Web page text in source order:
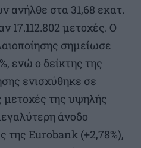
ανήλθε στα 31,68 εκατ.
17.112.802 μετοχές. Ο
σημείωσε
ενώ ο δείκτης της
ενισχύθηκε σε
μετοχές της υψηλής
άνοδο
της Eurobank (+2,78%),